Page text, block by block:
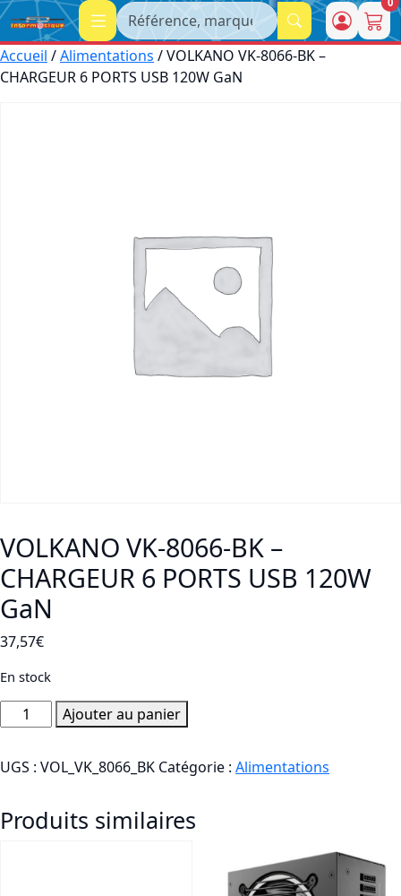
Recherche
Accueil /Alimentations / VOLKANO VK-8066-BK –
CHARGEUR 6 PORTS USB 120W GaN
VOLKANO VK-8066-BK –
CHARGEUR 6 PORTS USB 120W
GaN
37,57€
En stock
quantité
de
VK-
BK
Ajouter au panier
UGS : VOL_VK_8066_BK Catégorie : Alimentations
Produits similaires